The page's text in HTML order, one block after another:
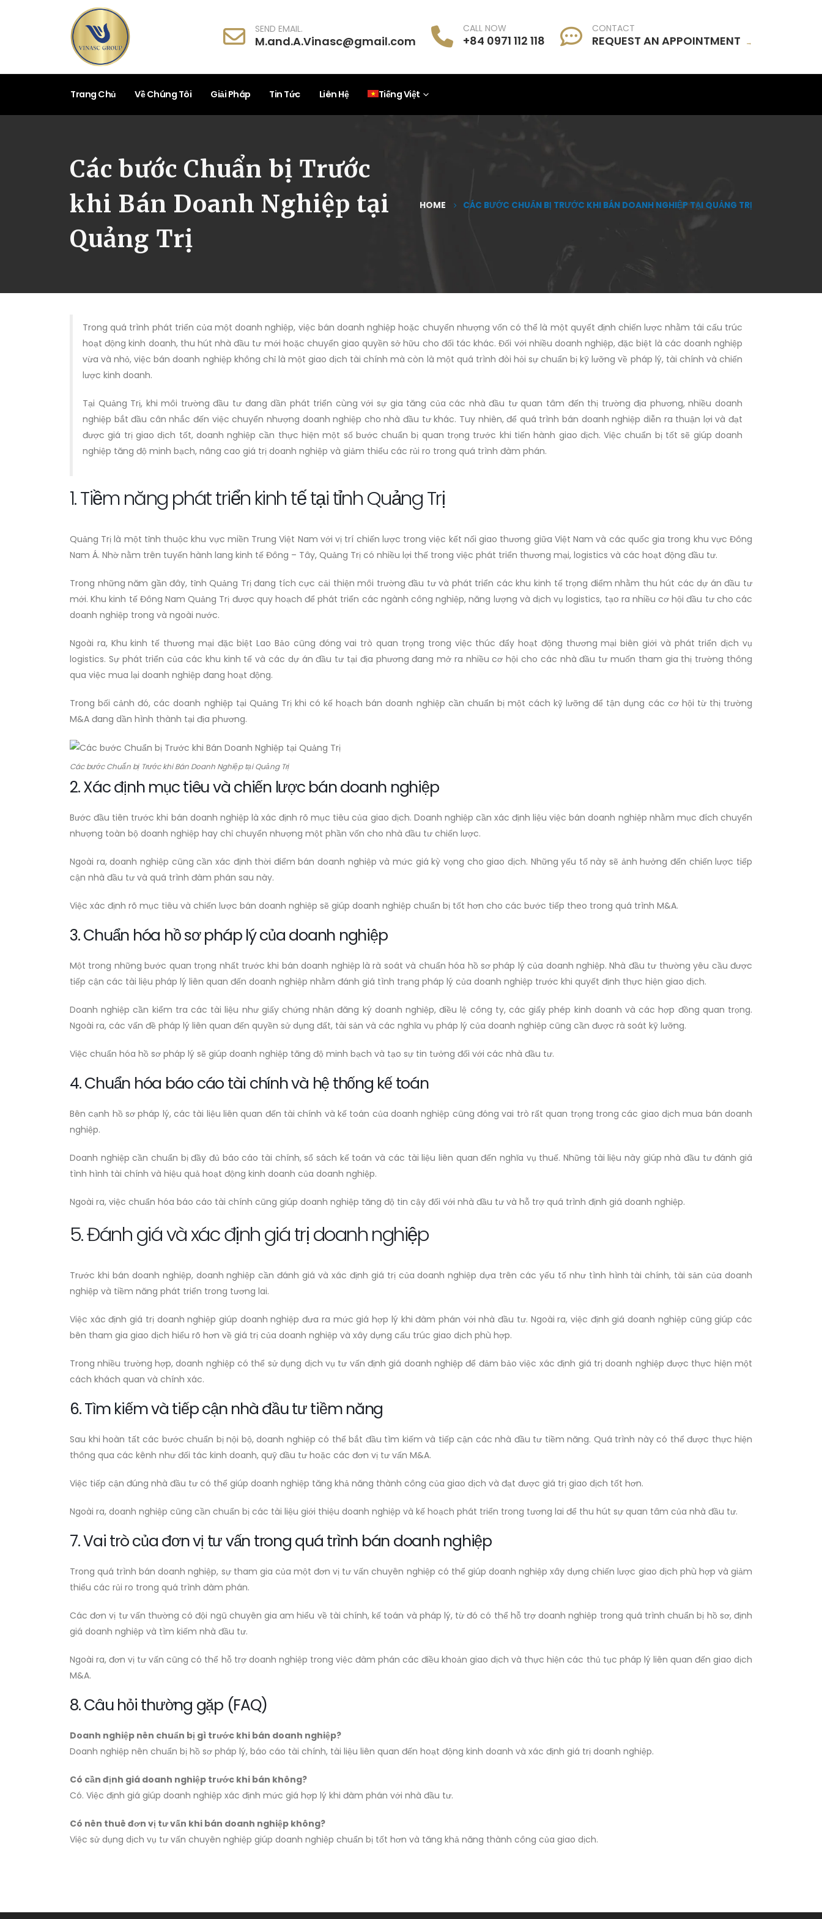
SEND EMAIL.
M.and.A.Vinasc@gmail.com
CALL NOW
+84 0971 112 118
CONTACT
REQUEST AN APPOINTMENT →
Trang Chủ Về Chúng Tôi Giải Pháp Tin Tức Liên Hệ Tiếng Việt
Các bước Chuẩn bị Trước
khi Bán Doanh Nghiệp tại
Quảng Trị
HOME CÁC BƯỚC CHUẨN BỊ TRƯỚC KHI BÁN DOANH NGHIỆP TẠI QUẢNG TRỊ
Trong quá trình phát triển của một doanh nghiệp, việc bán doanh nghiệp hoặc chuyển nhượng vốn có thể là một quyết định chiến lược nhằm tái cấu trúc
hoạt động kinh doanh, thu hút nhà đầu tư mới hoặc chuyển giao quyền sở hữu cho đối tác khác. Đối với nhiều doanh nghiệp, đặc biệt là các doanh nghiệp
vừa và nhỏ, việc bán doanh nghiệp không chỉ là một giao dịch tài chính mà còn là một quá trình đòi hỏi sự chuẩn bị kỹ lưỡng về pháp lý, tài chính và chiến
lược kinh doanh.
Tại Quảng Trị, khi môi trường đầu tư đang dần phát triển cùng với sự gia tăng của các nhà đầu tư quan tâm đến thị trường địa phương, nhiều doanh
nghiệp bắt đầu cân nhắc đến việc chuyển nhượng doanh nghiệp cho nhà đầu tư khác. Tuy nhiên, để quá trình bán doanh nghiệp diễn ra thuận lợi và đạt
được giá trị giao dịch tốt, doanh nghiệp cần thực hiện một số bước chuẩn bị quan trọng trước khi tiến hành giao dịch. Việc chuẩn bị tốt sẽ giúp doanh
nghiệp tăng độ minh bạch, nâng cao giá trị doanh nghiệp và giảm thiểu các rủi ro trong quá trình đàm phán.
1. Tiềm năng phát triển kinh tế tại tỉnh Quảng Trị
Quảng Trị là một tỉnh thuộc khu vực miền Trung Việt Nam với vị trí chiến lược trong việc kết nối giao thương giữa Việt Nam và các quốc gia trong khu vực Đông
Nam Á. Nhờ nằm trên tuyến hành lang kinh tế Đông – Tây, Quảng Trị có nhiều lợi thế trong việc phát triển thương mại, logistics và các hoạt động đầu tư.
Trong những năm gần đây, tỉnh Quảng Trị đang tích cực cải thiện môi trường đầu tư và phát triển các khu kinh tế trọng điểm nhằm thu hút các dự án đầu tư
mới. Khu kinh tế Đông Nam Quảng Trị được quy hoạch để phát triển các ngành công nghiệp, năng lượng và dịch vụ logistics, tạo ra nhiều cơ hội đầu tư cho các
doanh nghiệp trong và ngoài nước.
Ngoài ra, Khu kinh tế thương mại đặc biệt Lao Bảo cũng đóng vai trò quan trọng trong việc thúc đẩy hoạt động thương mại biên giới và phát triển dịch vụ
logistics. Sự phát triển của các khu kinh tế và các dự án đầu tư tại địa phương đang mở ra nhiều cơ hội cho các nhà đầu tư muốn tham gia thị trường thông
qua việc mua lại doanh nghiệp đang hoạt động.
Trong bối cảnh đó, các doanh nghiệp tại Quảng Trị khi có kế hoạch bán doanh nghiệp cần chuẩn bị một cách kỹ lưỡng để tận dụng các cơ hội từ thị trường
M&A đang dần hình thành tại địa phương.
Các bước Chuẩn bị Trước khi Bán Doanh Nghiệp tại Quảng Trị
2. Xác định mục tiêu và chiến lược bán doanh nghiệp
Bước đầu tiên trước khi bán doanh nghiệp là xác định rõ mục tiêu của giao dịch. Doanh nghiệp cần xác định liệu việc bán doanh nghiệp nhằm mục đích chuyển
nhượng toàn bộ doanh nghiệp hay chỉ chuyển nhượng một phần vốn cho nhà đầu tư chiến lược.
Ngoài ra, doanh nghiệp cũng cần xác định thời điểm bán doanh nghiệp và mức giá kỳ vọng cho giao dịch. Những yếu tố này sẽ ảnh hưởng đến chiến lược tiếp
cận nhà đầu tư và quá trình đàm phán sau này.
Việc xác định rõ mục tiêu và chiến lược bán doanh nghiệp sẽ giúp doanh nghiệp chuẩn bị tốt hơn cho các bước tiếp theo trong quá trình M&A.
3. Chuẩn hóa hồ sơ pháp lý của doanh nghiệp
Một trong những bước quan trọng nhất trước khi bán doanh nghiệp là rà soát và chuẩn hóa hồ sơ pháp lý của doanh nghiệp. Nhà đầu tư thường yêu cầu được
tiếp cận các tài liệu pháp lý liên quan đến doanh nghiệp nhằm đánh giá tình trạng pháp lý của doanh nghiệp trước khi quyết định thực hiện giao dịch.
Doanh nghiệp cần kiểm tra các tài liệu như giấy chứng nhận đăng ký doanh nghiệp, điều lệ công ty, các giấy phép kinh doanh và các hợp đồng quan trọng.
Ngoài ra, các vấn đề pháp lý liên quan đến quyền sử dụng đất, tài sản và các nghĩa vụ pháp lý của doanh nghiệp cũng cần được rà soát kỹ lưỡng.
Việc chuẩn hóa hồ sơ pháp lý sẽ giúp doanh nghiệp tăng độ minh bạch và tạo sự tin tưởng đối với các nhà đầu tư.
4. Chuẩn hóa báo cáo tài chính và hệ thống kế toán
Bên cạnh hồ sơ pháp lý, các tài liệu liên quan đến tài chính và kế toán của doanh nghiệp cũng đóng vai trò rất quan trọng trong các giao dịch mua bán doanh
nghiệp.
Doanh nghiệp cần chuẩn bị đầy đủ báo cáo tài chính, sổ sách kế toán và các tài liệu liên quan đến nghĩa vụ thuế. Những tài liệu này giúp nhà đầu tư đánh giá
tình hình tài chính và hiệu quả hoạt động kinh doanh của doanh nghiệp.
Ngoài ra, việc chuẩn hóa báo cáo tài chính cũng giúp doanh nghiệp tăng độ tin cậy đối với nhà đầu tư và hỗ trợ quá trình định giá doanh nghiệp.
5. Đánh giá và xác định giá trị doanh nghiệp
Trước khi bán doanh nghiệp, doanh nghiệp cần đánh giá và xác định giá trị của doanh nghiệp dựa trên các yếu tố như tình hình tài chính, tài sản của doanh
nghiệp và tiềm năng phát triển trong tương lai.
Việc xác định giá trị doanh nghiệp giúp doanh nghiệp đưa ra mức giá hợp lý khi đàm phán với nhà đầu tư. Ngoài ra, việc định giá doanh nghiệp cũng giúp các
bên tham gia giao dịch hiểu rõ hơn về giá trị của doanh nghiệp và xây dựng cấu trúc giao dịch phù hợp.
Trong nhiều trường hợp, doanh nghiệp có thể sử dụng dịch vụ tư vấn định giá doanh nghiệp để đảm bảo việc xác định giá trị doanh nghiệp được thực hiện một
cách khách quan và chính xác.
6. Tìm kiếm và tiếp cận nhà đầu tư tiềm năng
Sau khi hoàn tất các bước chuẩn bị nội bộ, doanh nghiệp có thể bắt đầu tìm kiếm và tiếp cận các nhà đầu tư tiềm năng. Quá trình này có thể được thực hiện
thông qua các kênh như đối tác kinh doanh, quỹ đầu tư hoặc các đơn vị tư vấn M&A.
Việc tiếp cận đúng nhà đầu tư có thể giúp doanh nghiệp tăng khả năng thành công của giao dịch và đạt được giá trị giao dịch tốt hơn.
Ngoài ra, doanh nghiệp cũng cần chuẩn bị các tài liệu giới thiệu doanh nghiệp và kế hoạch phát triển trong tương lai để thu hút sự quan tâm của nhà đầu tư.
7. Vai trò của đơn vị tư vấn trong quá trình bán doanh nghiệp
Trong quá trình bán doanh nghiệp, sự tham gia của một đơn vị tư vấn chuyên nghiệp có thể giúp doanh nghiệp xây dựng chiến lược giao dịch phù hợp và giảm
thiểu các rủi ro trong quá trình đàm phán.
Các đơn vị tư vấn thường có đội ngũ chuyên gia am hiểu về tài chính, kế toán và pháp lý, từ đó có thể hỗ trợ doanh nghiệp trong quá trình chuẩn bị hồ sơ, định
giá doanh nghiệp và tìm kiếm nhà đầu tư.
Ngoài ra, đơn vị tư vấn cũng có thể hỗ trợ doanh nghiệp trong việc đàm phán các điều khoản giao dịch và thực hiện các thủ tục pháp lý liên quan đến giao dịch
M&A.
8. Câu hỏi thường gặp (FAQ)
Doanh nghiệp nên chuẩn bị gì trước khi bán doanh nghiệp?
Doanh nghiệp nên chuẩn bị hồ sơ pháp lý, báo cáo tài chính, tài liệu liên quan đến hoạt động kinh doanh và xác định giá trị doanh nghiệp.
Có cần định giá doanh nghiệp trước khi bán không?
Có. Việc định giá giúp doanh nghiệp xác định mức giá hợp lý khi đàm phán với nhà đầu tư.
Có nên thuê đơn vị tư vấn khi bán doanh nghiệp không?
Việc sử dụng dịch vụ tư vấn chuyên nghiệp giúp doanh nghiệp chuẩn bị tốt hơn và tăng khả năng thành công của giao dịch.